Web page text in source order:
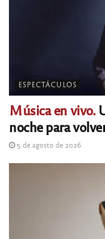
ESPECTÁCULOS
Música en vivo.
noche para
5 de agosto de 2026